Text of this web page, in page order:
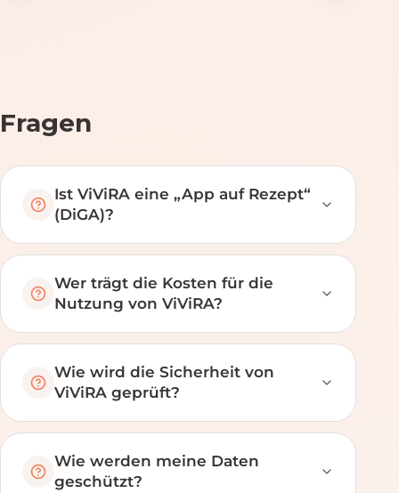
Fragen
Ist ViViRA eine „App auf Rezept“
(DiGA)?
Wer trägt die Kosten für die
Nutzung von ViViRA?
Wie wird die Sicherheit von
ViViRA geprüft?
Wie werden meine Daten
geschützt?